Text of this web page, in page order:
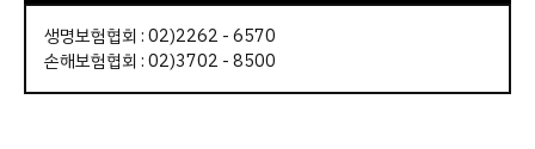
생명보험협회 : 02)2262 - 6570
손해보험협회 : 02)3702 - 8500